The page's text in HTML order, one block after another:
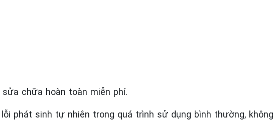
chữa hoàn toàn miễn phí.
phát sinh tự nhiên trong quá trình sử dụng bình thường,